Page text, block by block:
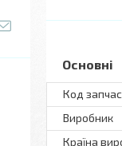
Основні
Код
Виробник
Країна